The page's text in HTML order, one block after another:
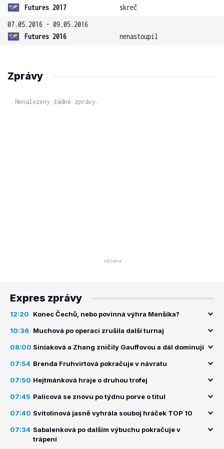
Futures 2017
skreč
07.05.2016 - 09.05.2016
Futures 2016
nenastoupil
Zprávy
Nenalezeny žádné zprávy.
Expres zprávy
12:20 Konec Čechů, nebo povinná výhra Menšíka?
10:36 Muchová po operaci zrušila další turnaj
08:00 Siniaková a Zhang zničily Gauffovou a dál dominují
07:54 Brenda Fruhvirtová pokračuje v návratu
07:50 Hejtmánková hraje o druhou trofej
07:45 Palicová se znovu po týdnu porve o titul
07:40 Svitolinová jasně vyhrála souboj hráček TOP 10
07:34 Sabalenková po dalším výbuchu pokračuje v
trápení